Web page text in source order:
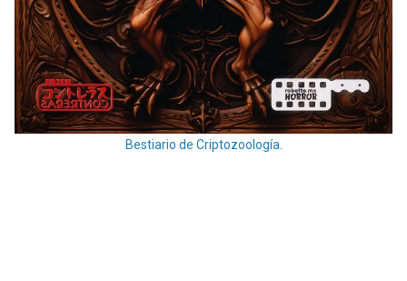
Bestiario de Criptozoología.